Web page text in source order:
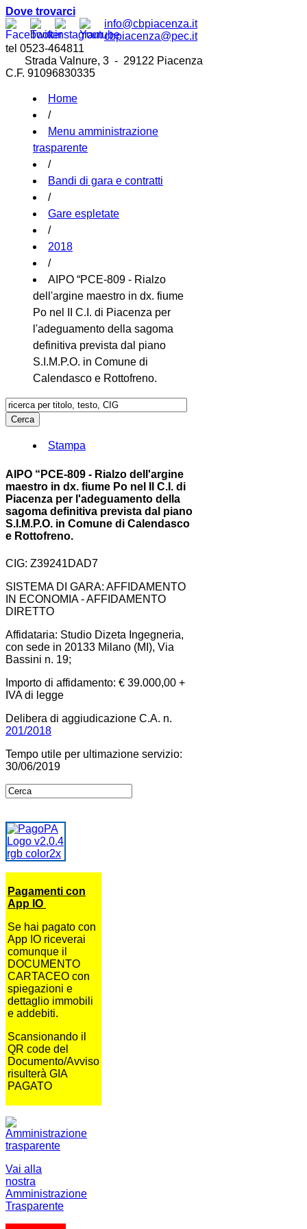
Dove trovarci
info@cbpiacenza.it
cbpiacenza@pec.it
tel 0523-464811
Strada Valnure, 3 - 29122 Piacenza
C.F. 91096830335
Home
/
Menu amministrazione
trasparente
/
Bandi di gara e contratti
/
Gare espletate
/
2018
/
AIPO “PCE-809 - Rialzo
dell'argine maestro in dx. fiume
Po nel II C.I. di Piacenza per
l'adeguamento della sagoma
definitiva prevista dal piano
S.I.M.P.O. in Comune di
Calendasco e Rottofreno.
Stampa
AIPO “PCE-809 - Rialzo dell'argine
maestro in dx. fiume Po nel II C.I. di
Piacenza per l'adeguamento della
sagoma definitiva prevista dal piano
S.I.M.P.O. in Comune di Calendasco
e Rottofreno.
CIG: Z39241DAD7
SISTEMA DI GARA: AFFIDAMENTO
IN ECONOMIA - AFFIDAMENTO
DIRETTO
Affidataria: Studio Dizeta Ingegneria,
con sede in 20133 Milano (MI), Via
Bassini n. 19;
Importo di affidamento: € 39.000,00 +
IVA di legge
Delibera di aggiudicazione C.A. n.
201/2018
Tempo utile per ultimazione servizio:
30/06/2019
Pagamenti con
App IO
Se hai pagato con
App IO riceverai
comunque il
DOCUMENTO
CARTACEO con
spiegazioni e
dettaglio immobili
e addebiti.
Scansionando il
QR code del
Documento/Avviso
risulterà GIA
PAGATO
Vai alla
nostra
Amministrazione
Trasparente